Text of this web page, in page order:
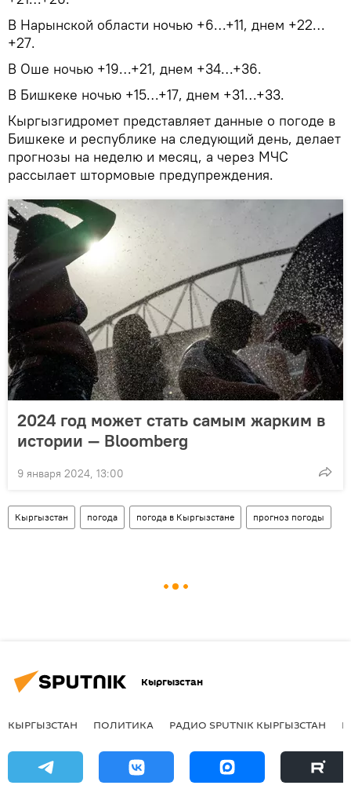
В Нарынской области ночью +6…+11, днем +22…
+27.
В Оше ночью +19…+21, днем +34…+36.
В Бишкеке ночью +15…+17, днем +31…+33.
Кыргызгидромет представляет данные о погоде в
Бишкеке и республике на следующий день, делает
прогнозы на неделю и месяц, а через МЧС
рассылает штормовые предупреждения.
2024 год может стать самым жарким в
истории — Bloomberg
9 января 2024, 13:00
Кыргызстан погода погода в Кыргызстане прогноз погоды
Кыргызстан
КЫРГЫЗСТАН ПОЛИТИКА РАДИО SPUTNIK КЫРГЫЗСТАН